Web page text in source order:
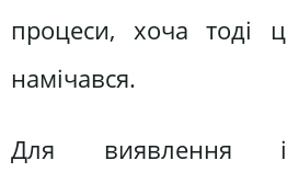
процеси, хоча тоді
намічався.
Для виявлення і